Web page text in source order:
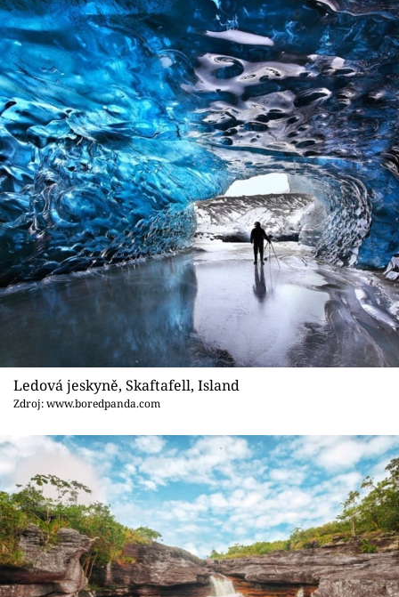
Ledová jeskyně, Skaftafell, Island
Zdroj: www.boredpanda.com